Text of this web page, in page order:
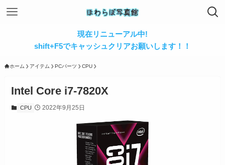
現在リニューアル中!
shift+F5でキャッシュクリアお願いします！！
ホーム アイテム PCパーツ CPU
Intel Core i7-7820X
CPU 2022年9月25日